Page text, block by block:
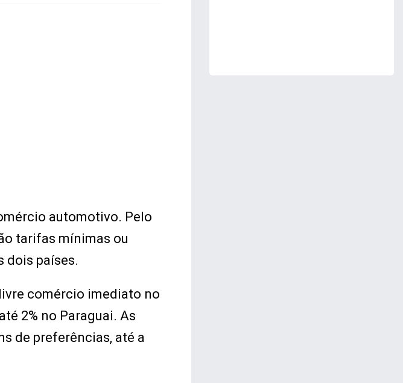
automotivo. Pelo
tarifas mínimas ou
dois países.
comércio imediato no
2% no Paraguai. As
de preferências, até a